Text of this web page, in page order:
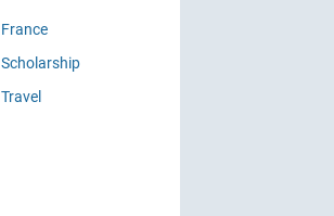
France
Scholarship
Travel